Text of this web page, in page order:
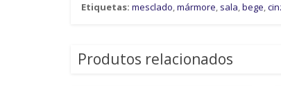
Etiquetas: mesclado,mármore, sala,bege,
Produtos relacionados